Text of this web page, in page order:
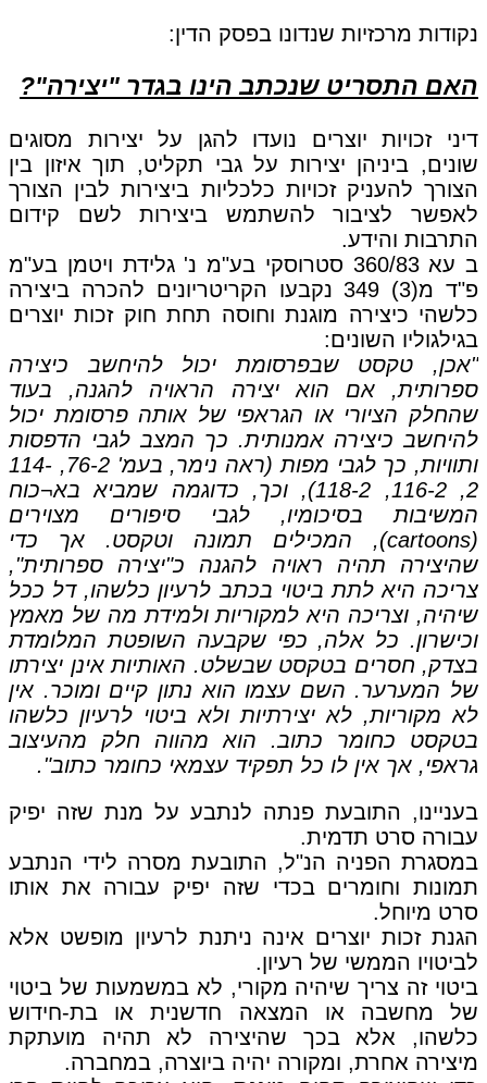
נקודות מרכזיות שנדונו בפסק הדין:
האם התסריט שנכתב הינו בגדר "יצירה"?
דיני זכויות יוצרים נועדו להגן על יצירות מסוגים
שונים, ביניהן יצירות על גבי תקליט, תוך איזון בין
הצורך להעניק זכויות כלכליות ביצירות לבין הצורך
לאפשר לציבור להשתמש ביצירות לשם קידום
התרבות והידע.
ב עא 360/83 סטרוסקי בע"מ נ' גלידת ויטמן בע"מ
פ"ד מ(3) 349 נקבעו הקריטריונים להכרה ביצירה
כלשהי כיצירה מוגנת וחוסה תחת חוק זכות יוצרים
בגילגוליו השונים:
"אכן, טקסט שבפרסומת יכול להיחשב כיצירה
ספרותית, אם הוא יצירה הראויה להגנה, בעוד
שהחלק הציורי או הגראפי של אותה פרסומת יכול
להיחשב כיצירה אמנותית. כך המצב לגבי הדפסות
ותוויות, כך לגבי מפות (ראה נימר, בעמ' 76-2, 114-
2, 116-2, 118-2), וכך, כדוגמה שמביא בא¬כוח
המשיבות בסיכומיו, לגבי סיפורים מצוירים
(cartoons), המכילים תמונה וטקסט. אך כדי
שהיצירה תהיה ראויה להגנה כ"יצירה ספרותית",
צריכה היא לתת ביטוי בכתב לרעיון כלשהו, דל ככל
שיהיה, וצריכה היא למקוריות ולמידת מה של מאמץ
וכישרון. כל אלה, כפי שקבעה השופטת המלומדת
בצדק, חסרים בטקסט שבשלט. האותיות אינן יצירתו
של המערער. השם עצמו הוא נתון קיים ומוכר. אין
לא מקוריות, לא יצירתיות ולא ביטוי לרעיון כלשהו
בטקסט כחומר כתוב. הוא מהווה חלק מהעיצוב
גראפי, אך אין לו כל תפקיד עצמאי כחומר כתוב".
בעניינו, התובעת פנתה לנתבע על מנת שזה יפיק
עבורה סרט תדמית.
במסגרת הפניה הנ"ל, התובעת מסרה לידי הנתבע
תמונות וחומרים בכדי שזה יפיק עבורה את אותו
סרט מיוחל.
הגנת זכות יוצרים אינה ניתנת לרעיון מופשט אלא
לביטויו הממשי של רעיון.
ביטוי זה צריך שיהיה מקורי, לא במשמעות של ביטוי
של מחשבה או המצאה חדשנית או בת-חידוש
כלשהו, אלא בכך שהיצירה לא תהיה מועתקת
מיצירה אחרת, ומקורה יהיה ביוצרה, במחברה.